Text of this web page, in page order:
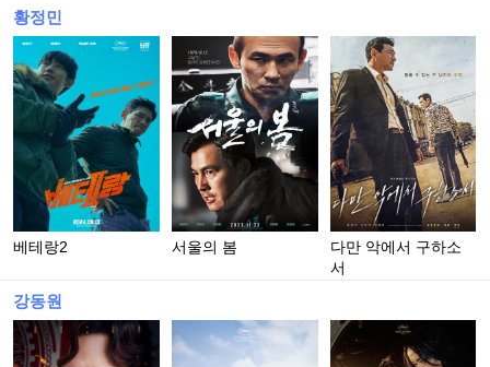
황정민
베테랑2 서울의 봄
다만 악에서 구하소
서
강동원